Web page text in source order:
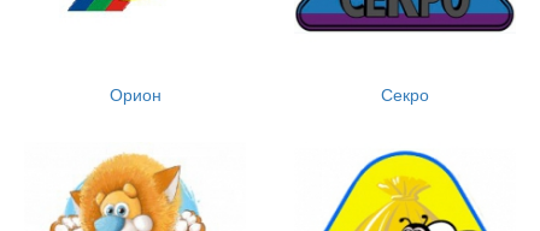
Орион Секро